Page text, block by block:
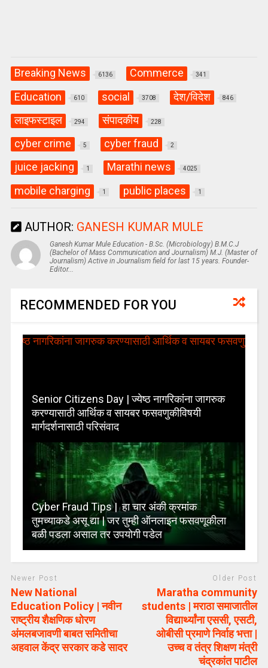
Breaking News 6136 Commerce 341
Education 610 social 3708 देश/विदेश 846
लाइफस्टाइल 294 संपादकीय 228
cyber crime 5 cyber fraud 2
juice jacking 1 Marathi news 4025
mobile charging 1 public places 1
AUTHOR: GANESH KUMAR MULE
Ganesh Kumar Mule Education - B.Sc. (Microbiology) B.M.C.J
(Bachelor of Mass Communication and Journalism) M.J. (Master of
Journalism) Active in Journalism field for last 15 years. Founder-
Editor...
RECOMMENDED FOR YOU
Senior Citizens Day | ज्येष्ठ नागरिकांना जागरुक
करण्यासाठी आर्थिक व सायबर फसवणुकीविषयी
मार्गदर्शनासाठी परिसंवाद
Cyber Fraud Tips | हा चार अंकी क्रमांक
तुमच्याकडे असू द्या | जर तुम्ही ऑनलाइन फसवणूकीला
बळी पडला असाल तर उपयोगी पडेल
Newer Post
New National
Education Policy | नवीन
राष्ट्रीय शैक्षणिक धोरण
अंमलबजावणी बाबत समितीचा
अहवाल केंद्र सरकार कडे सादर
Older Post
Maratha community
students | मराठा समाजातील
विद्यार्थ्यांना एससी, एसटी,
ओबीसी प्रमाणे निर्वाह भत्ता |
उच्च व तंत्र शिक्षण मंत्री
चंद्रकांत पाटील